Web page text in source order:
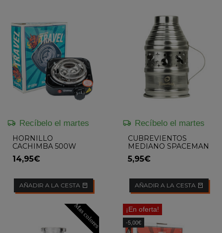
Recíbelo el martes
HORNILLO
CACHIMBA 500W
LUCIFER TRAVEL
FLOWKAH
14,95€
AÑADIR A LA CESTA
Recíbelo el martes
CUBREVIENTOS
MEDIANO SPACEMAN
FLOWKAH
5,95€
AÑADIR A LA CESTA
Mas colores ¡En oferta!
-5,00€